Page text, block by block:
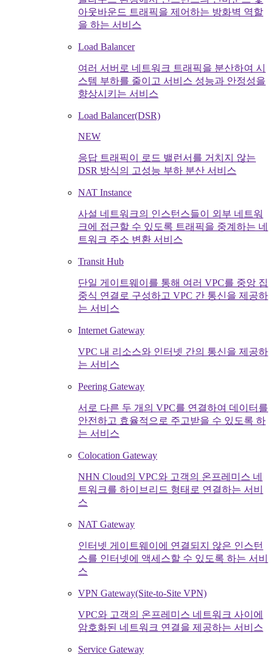
아웃바운드 트래픽을 제어하는 방화벽 역할
을 하는 서비스
Load Balancer
여러 서버로 네트워크 트래픽을 분산하여 시
스템 부하를 줄이고 서비스 성능과 안정성을
향상시키는 서비스
Load Balancer(DSR)
NEW
응답 트래픽이 로드 밸런서를 거치지 않는
DSR 방식의 고성능 부하 분산 서비스
NAT Instance
사설 네트워크의 인스턴스들이 외부 네트워
크에 접근할 수 있도록 트래픽을 중계하는 네
트워크 주소 변환 서비스
Transit Hub
단일 게이트웨이를 통해 여러 VPC를 중앙 집
중식 연결로 구성하고 VPC 간 통신을 제공하
는 서비스
Internet Gateway
VPC 내 리소스와 인터넷 간의 통신을 제공하
는 서비스
Peering Gateway
서로 다른 두 개의 VPC를 연결하여 데이터를
안전하고 효율적으로 주고받을 수 있도록 하
는 서비스
Colocation Gateway
NHN Cloud의 VPC와 고객의 온프레미스 네
트워크를 하이브리드 형태로 연결하는 서비
스
NAT Gateway
인터넷 게이트웨이에 연결되지 않은 인스턴
스를 인터넷에 액세스할 수 있도록 하는 서비
스
VPN Gateway(Site-to-Site VPN)
VPC와 고객의 온프레미스 네트워크 사이에
암호화된 네트워크 연결을 제공하는 서비스
Service Gateway